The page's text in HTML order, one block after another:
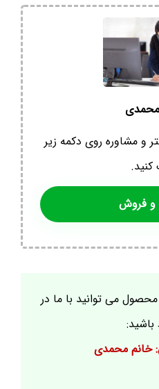
و مشاوره روی دکمه زیر
کنید.
و فروش
می توانید با ما در
باشید:
خانم محمدی